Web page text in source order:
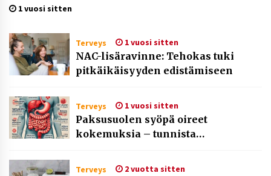
1 vuosi sitten
Terveys 1 vuosi sitten
NAC-lisäravinne: Tehokas tuki
pitkäikäisyyden edistämiseen
Terveys 1 vuosi sitten
Paksusuolen syöpä oireet
kokemuksia – tunnista
Terveys 2 vuotta sitten